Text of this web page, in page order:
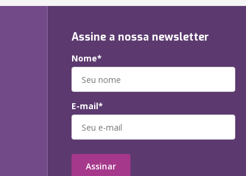
Assine a nossa newsletter
Nome*
E-mail*
Assinar